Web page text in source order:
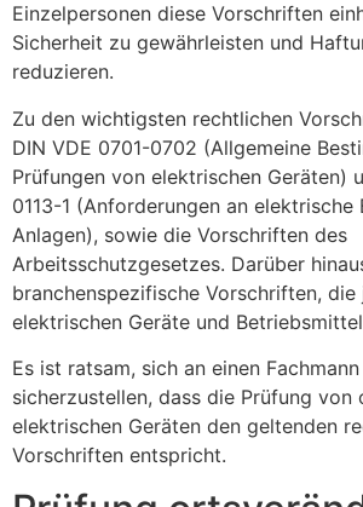
Einzelpersonen diese Vorschriften
Sicherheit zu gewährleisten und
reduzieren.
Zu den wichtigsten rechtlichen
DIN VDE 0701-0702 (Allgemeine
Prüfungen von elektrischen Geräten)
0113-1 (Anforderungen an
Anlagen), sowie die Vorschriften des
Arbeitsschutzgesetzes. Darüber
branchenspezifische Vorschriften,
elektrischen Geräte und
Es ist ratsam, sich an einen
sicherzustellen, dass die Prüfung von
elektrischen Geräten den geltenden
Vorschriften entspricht.